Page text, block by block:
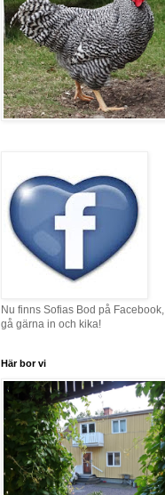
Nu finns Sofias Bod på Facebook,
gå gärna in och kika!
Här bor vi